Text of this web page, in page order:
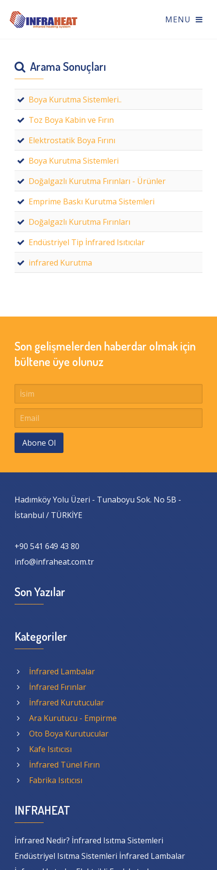
Arama Sonuçları
Boya Kurutma Sistemleri..
Toz Boya Kabin ve Fırın
Elektrostatik Boya Fırını
Boya Kurutma Sistemleri
Doğalgazlı Kurutma Fırınları - Ürünler
Emprime Baskı Kurutma Sistemleri
Doğalgazlı Kurutma Fırınları
Endüstriyel Tip İnfrared Isıtıcılar
infrared Kurutma
Son gelişmelerden haberdar olmak için
bültene üye olunuz
Abone Ol
Hadımköy Yolu Üzeri - Tunaboyu Sok. No 5B -
İstanbul / TÜRKİYE
+90 541 649 43 80
info@infraheat.com.tr
Son Yazılar
Kategoriler
İnfrared Lambalar
İnfrared Fırınlar
İnfrared Kurutucular
Ara Kurutucu - Empirme
Oto Boya Kurutucular
Kafe Isıtıcısı
İnfrared Tünel Fırın
Fabrika Isıtıcısı
INFRAHEAT
İnfrared Nedir? İnfrared Isıtma Sistemleri
Endüstriyel Isıtma Sistemleri İnfrared Lambalar